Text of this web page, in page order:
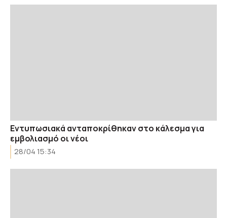
Εντυπωσιακά ανταποκρίθηκαν στο κάλεσμα για
εμβολιασμό οι νέοι
28/04 15:34